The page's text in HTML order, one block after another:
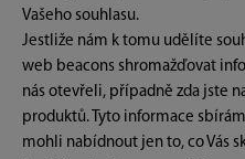
Vašeho souhlasu.
Jestliže nám k tomu udělíte
web beacons shromažďovat
nás otevřeli, případně zda jste
produktů. Tyto informace
mohli nabídnout jen to, co Vás